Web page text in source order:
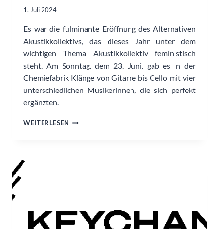
1. Juli 2024
Es war die fulminante Eröffnung des Alternativen
Akustikkollektivs, das dieses Jahr unter dem
wichtigen Thema Akustikkollektiv feministisch
steht. Am Sonntag, dem 23. Juni, gab es in der
Chemiefabrik Klänge von Gitarre bis Cello mit vier
unterschiedlichen Musikerinnen, die sich perfekt
ergänzten.
WEITERLESEN RÜCKBLICK